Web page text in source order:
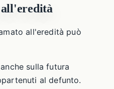
all'eredità può
sulla futura
al defunto.